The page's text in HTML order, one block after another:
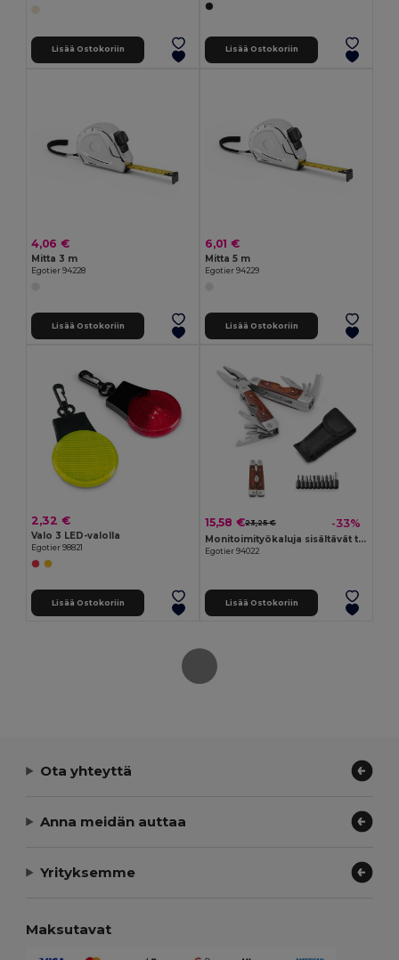
Lisää Ostokoriin Lisää Ostokoriin
4,06 €
Mitta 3 m
Egotier 94228
Lisää Ostokoriin
6,01 €
Mitta 5 m
Egotier 94229
Lisää Ostokoriin
2,32 €
Valo 3 LED-valolla
Egotier 98821
Lisää Ostokoriin
15,58 €23,25 € -33%
Monitoimityökaluja sisältävät taittopihdit ruostumattomasta teräksestä ja puusta
Egotier 94022
Lisää Ostokoriin
Ota yhteyttä
Anna meidän auttaa
Yrityksemme
Maksutavat